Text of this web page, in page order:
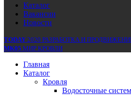
Каталог
Вакансии
Новости
TODAY 2020 РАЗРАБОТКА И
MK05 МИР КРОВЛИ
Главная
Каталог
Кровля
Водосточные